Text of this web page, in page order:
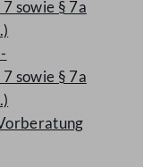
sowie § 7a
sowie § 7a